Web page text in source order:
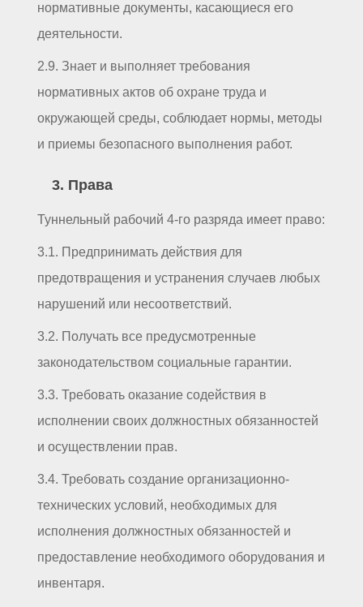
нормативные документы, касающиеся его
деятельности.
2.9. Знает и выполняет требования
нормативных актов об охране труда и
окружающей среды, соблюдает нормы, методы
и приемы безопасного выполнения работ.
3. Права
Туннельный рабочий 4-го разряда имеет право:
3.1. Предпринимать действия для
предотвращения и устранения случаев любых
нарушений или несоответствий.
3.2. Получать все предусмотренные
законодательством социальные гарантии.
3.3. Требовать оказание содействия в
исполнении своих должностных обязанностей
и осуществлении прав.
3.4. Требовать создание организационно-
технических условий, необходимых для
исполнения должностных обязанностей и
предоставление необходимого оборудования и
инвентаря.